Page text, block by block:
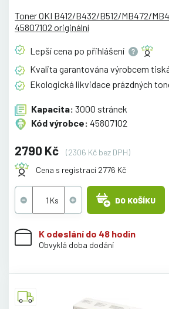
Toner OKI B412/B432/B512/MB472/
45807102 originální
Lepší cena po přihlášení
Kvalita garantována výrobcem
Ekologická likvidace prázdných
Kapacita: 3000 stránek
Kód výrobce: 45807102
2790 Kč
(2306 Kč bez DPH)
Cena s registrací 2776 Kč
DO KOŠÍKU
K odeslání do 48 hodin
Obvyklá doba dodání